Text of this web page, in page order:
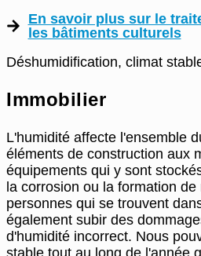
En savoir plus sur le
les bâtiments culturels
Déshumidification, climat
Immobilier
L'humidité affecte l'ensemble
éléments de construction aux
équipements qui y sont
la corrosion ou la formation
personnes qui se trouvent
également subir des
d'humidité incorrect. Nous